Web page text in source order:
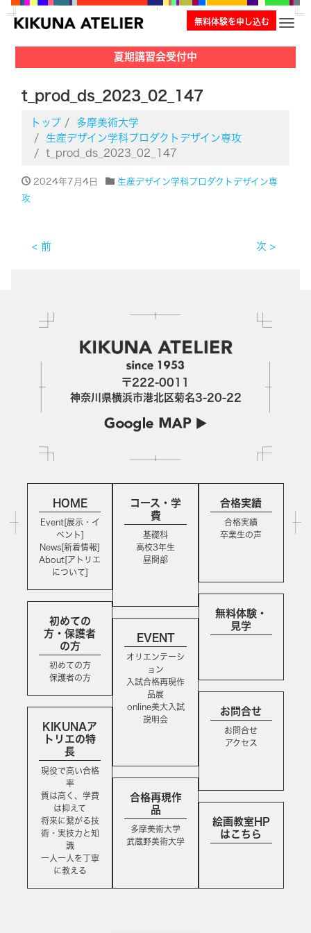
ナビ
無料体験を申し込む
夏期講習会受付中
t_prod_ds_2023_02_147
トップ
多摩美術大学
生産デザイン学科プロダクトデザイン専攻
t_prod_ds_2023_02_147
2024年7月4日
生産デザイン学科プロダクトデザイン専
攻
< 前 次 >
〒222-0011
神奈川県横浜市港北区菊名3-20-22
HOME
Event[展示・イ
ベント]
News[新着情報]
About[アトリエ
について]
初めての
方・保護者
の方
初めての方
保護者の方
KIKUNAア
トリエの特
長
現役で高い合格
率
質は高く、学費
は抑えて
将来に繋がる技
術・実技力と知
識
一人一人を丁寧
に教える
コース・学
費
基礎科
高校3年生
昼間部
EVENT
オリエンテーシ
ョン
入試合格再現作
品展
online美大入試
説明会
合格再現作
品
多摩美術大学
武蔵野美術大学
合格実績
合格実績
卒業生の声
無料体験・
見学
お問合せ
お問合せ
アクセス
絵画教室HP
はこちら